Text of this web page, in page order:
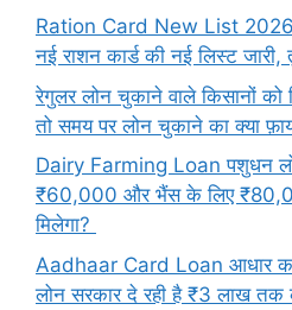
Ration Card New List 2026
नई राशन कार्ड की नई लिस्ट
रेगुलर लोन चुकाने वाले किसानों
तो समय पर लोन चुकाने का क्या
Dairy Farming Loan पशुधन
₹60,000 और भैंस के लिए
मिलेगा?
Aadhaar Card Loan आधार
लोन सरकार दे रही है ₹3 लाख तक